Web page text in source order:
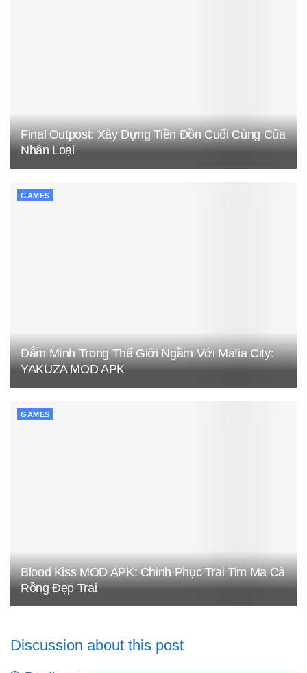
Final Outpost: Xây Dựng Tiền Đồn Cuối Cùng Của
Nhân Loại
GAMES
Đắm Mình Trong Thế Giới Ngầm Với Mafia City:
YAKUZA MOD APK
GAMES
Blood Kiss MOD APK: Chinh Phục Trai Tim Ma Cà
Rồng Đẹp Trai
Discussion about this post